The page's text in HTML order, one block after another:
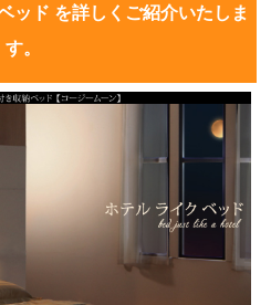
ッド を詳しくご紹介いたしま
す。